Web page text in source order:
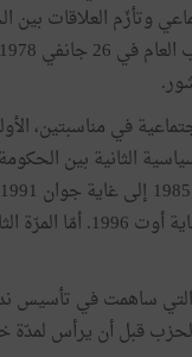
وتأزّم العلاقات
الثانية بين
الدولية بجنيف وقد
الحزب قبل أن يرأس